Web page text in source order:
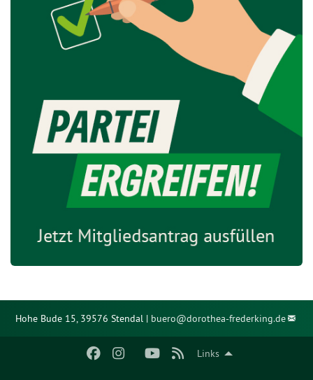
Links
Hohe Bude 15, 39576 Stendal | buero@dorothea-frederking.de